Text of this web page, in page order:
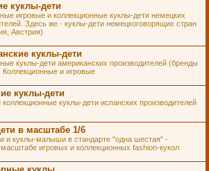
куклы-дети
игровые и коллекционные куклы-дети немецких
Здесь же - куклы-дети немецкоговорящих стран
Австрия)
куклы-дети
куклы-дети американских производителей (бренды
Коллекционные и игровые
куклы-дети
куклы-дети испанских производителей
в масштабе 1/6
и куклы-малыши в стандарте "одна шестая" -
игровых и коллекционных fashion-кукол